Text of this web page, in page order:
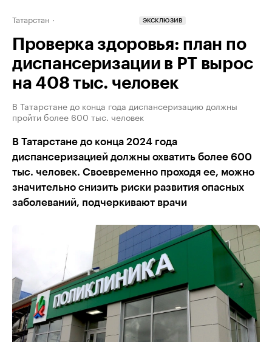
Татарстан ЭКСКЛЮЗИВ
Проверка здоровья: план по
диспансеризации в РТ вырос
на 408 тыс. человек
В Татарстане до конца года диспансеризацию должны
пройти более 600 тыс. человек
В Татарстане до конца 2024 года
диспансеризацией должны охватить более 600
тыс. человек. Своевременно проходя ее, можно
значительно снизить риски развития опасных
заболеваний, подчеркивают врачи